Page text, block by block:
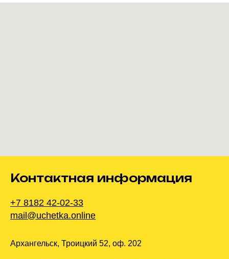
Контактная информация
+7 8182 42-02-33
mail@uchetka.online
Архангельск, Троицкий 52, оф. 202